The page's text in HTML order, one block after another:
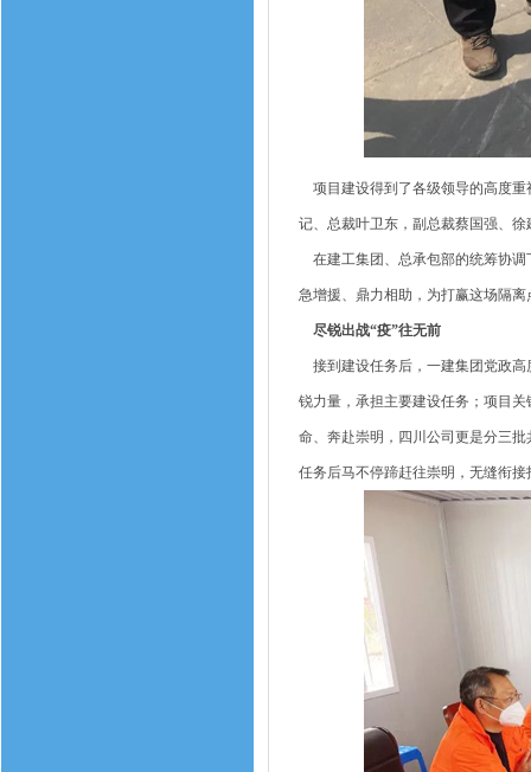
项目建设得到了各级领导的高度重
记、总裁叶卫东，副总裁蔡国强、
在建工集团、总承包部的统筹协调
急增援、鼎力相助，为打赢这场隔
尽锐出战“疫”往无前
接到建设任务后，一建集团党政高
锐力量，承担主要建设任务；项目
命、奔赴崇明，四川公司更是分三
任务后马不停蹄赶往崇明，无缝衔